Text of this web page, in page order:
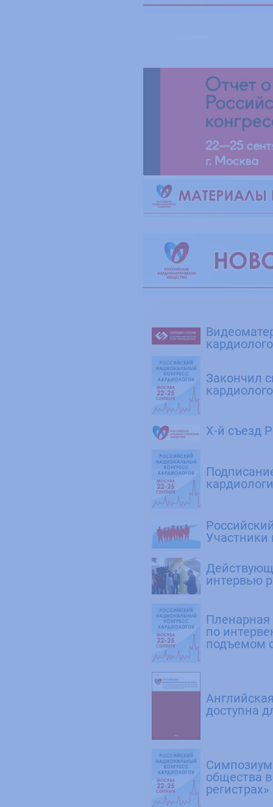
Закончил
Х-й съезд
Участники
интервью
по
подъемом
доступна
Симпозиум
общества
регистрах»